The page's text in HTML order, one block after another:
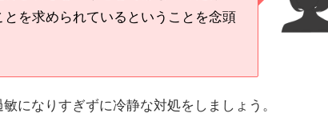
を求められているということを念頭
になりすぎずに冷静な対処をしましょう。